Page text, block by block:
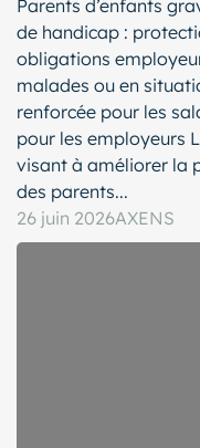
Parents d’enfants
de handicap :
obligations
malades ou en
renforcée pour les
pour les employeurs
visant à améliorer la
des parents...
26 juin 2026AXENS